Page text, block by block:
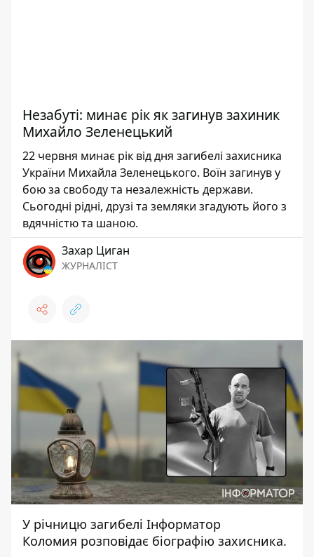
Незабуті: минає рік як загинув захиник
Михайло Зеленецький
22 червня минає рік від дня загибелі захисника
України Михайла Зеленецького. Воїн загинув у
бою за свободу та незалежність держави.
Сьогодні рідні, друзі та земляки згадують його з
вдячністю та шаною.
Захар Циган
ЖУРНАЛІСТ
У річницю загибелі Інформатор
Коломия розповідає біографію захисника.